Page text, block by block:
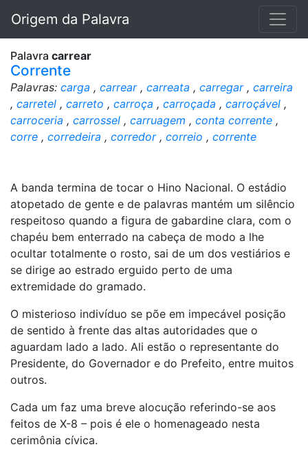
Origem da Palavra
Palavra carrear
Corrente
Palavras: carga , carrear, carreata , carregar, carreira
, carretel , carreto , carroça , carroçada , carroçável ,
carroceria , carrossel , carruagem , conta corrente ,
corre , corredeira , corredor, correio , corrente
A banda termina de tocar o Hino Nacional. O estádio
atopetado de gente e de palavras mantém um silêncio
respeitoso quando a figura de gabardine clara, com o
chapéu bem enterrado na cabeça de modo a lhe
ocultar totalmente o rosto, sai de um dos vestiários e
se dirige ao estrado erguido perto de uma
extremidade do gramado.
O misterioso indivíduo se põe em impecável posição
de sentido à frente das altas autoridades que o
aguardam lado a lado. Ali estão o representante do
Presidente, do Governador e do Prefeito, entre muitos
outros.
Cada um faz uma breve alocução referindo-se aos
feitos de X-8 – pois é ele o homenageado nesta
cerimônia cívica.